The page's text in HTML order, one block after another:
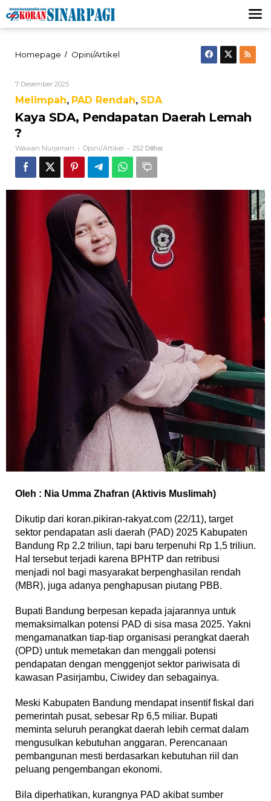
Lewati
ke
konten
Homepage / Opini/Artikel
Lemah
7 Desember 2025Oleh
Nurjaman
Melimpah, PAD Rendah, SDA
Kaya SDA, Pendapatan Daerah Lemah
?
Wawan Nurjaman - Opini/Artikel - 252 Dilihat
Oleh : Nia Umma Zhafran (Aktivis Muslimah)
Dikutip dari koran.pikiran-rakyat.com (22/11), target
sektor pendapatan asli daerah (PAD) 2025 Kabupaten
Bandung Rp 2,2 triliun, tapi baru terpenuhi Rp 1,5 triliun.
Hal tersebut terjadi karena BPHTP dan retribusi
menjadi nol bagi masyarakat berpenghasilan rendah
(MBR), juga adanya penghapusan piutang PBB.
Bupati Bandung berpesan kepada jajarannya untuk
memaksimalkan potensi PAD di sisa masa 2025. Yakni
mengamanatkan tiap-tiap organisasi perangkat daerah
(OPD) untuk memetakan dan menggali potensi
pendapatan dengan menggenjot sektor pariwisata di
kawasan Pasirjambu, Ciwidey dan sebagainya.
Meski Kabupaten Bandung mendapat insentif fiskal dari
pemerintah pusat, sebesar Rp 6,5 miliar. Bupati
meminta seluruh perangkat daerah lebih cermat dalam
mengusulkan kebutuhan anggaran. Perencanaan
pembangunan mesti berdasarkan kebutuhan riil dan
peluang pengembangan ekonomi.
Bila diperhatikan, kurangnya PAD akibat sumber